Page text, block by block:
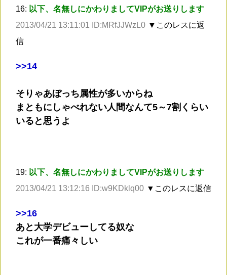
16: 以下、名無しにかわりましてVIPがお送りします
2013/04/21 13:11:01 ID:MRfJJWzL0 ▼このレスに返
信
>>14
そりゃあぼっち属性が多いからね
まともにしゃべれない人間なんて5～7割くらい
いると思うよ
19: 以下、名無しにかわりましてVIPがお送りします
2013/04/21 13:12:16 ID:w9KDklq00 ▼このレスに返信
>>16
あと大学デビューしてる奴な
これが一番痛々しい